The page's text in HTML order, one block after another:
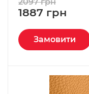
1887 грн
2097 грн
Замовити